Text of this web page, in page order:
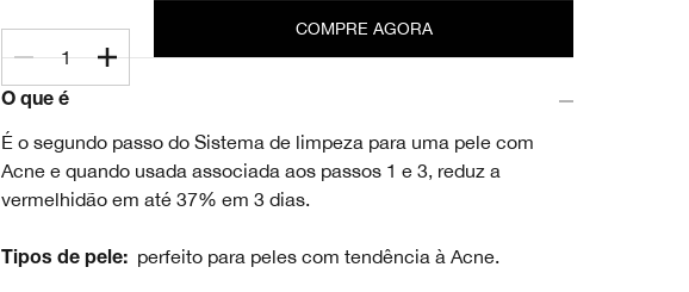
1
COMPRE AGORA
O que é
É o segundo passo do Sistema de limpeza para uma pele com
Acne e quando usada associada aos passos 1 e 3, reduz a
vermelhidão em até 37% em 3 dias.
Tipos de pele: perfeito para peles com tendência à Acne.